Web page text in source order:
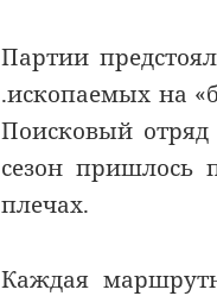
Партии
.ископаемых на
Поисковый
сезон пришлось
плечах.
Каждая